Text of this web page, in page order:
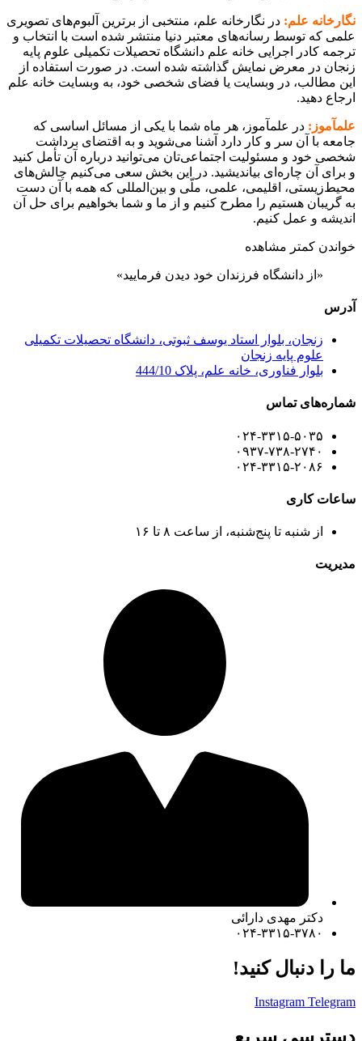
نگارخانه علم: در نگارخانه علم، منتخبی از برترین آلبوم‌های تصویری
علمی که توسط رسانه‌های معتبر دنیا منتشر شده است با انتخاب و
ترجمه کادر اجرایی خانه علم دانشگاه تحصیلات تکمیلی علوم پایه
زنجان در معرض نمایش گذاشته شده است. در صورت استفاده از
این مطالب، در وبسایت یا فضای شخصی خود، به وبسایت خانه علم
ارجاع دهید.
علمآموز: در علمآموز، هر ماه شما با یکی از مسائل اساسی که
جامعه با آن سر و کار دارد آشنا می‌شوید و به اقتضای برداشت
شخصی خود و مسئولیت اجتماعی‌تان می‌توانید درباره آن تأمل کنید
و برای آن چاره‌ای بیاندیشید. در این بخش سعی می‌کنیم چالش‌های
محیط‌زیستی، اقلیمی، علمی، ملّی و بین‌المللی که همه با آن دست
به گریبان هستیم را مطرح کنیم و از ما و شما بخواهیم برای حل آن
اندیشه و عمل کنیم.
خواندن کمتر مشاهده
«از دانشگاه فرزندان خود دیدن فرمایید»
آدرس
زنجان، بلوار استاد یوسف ثبوتی، دانشگاه تحصیلات تکمیلی
علوم پایه زنجان
بلوار فناوری، خانه علم، پلاک 444/10
شماره‌های تماس
۰۲۴-۳۳۱۵-۵۰۳۵
۰۹۳۷-۷۳۸-۲۷۴۰
۰۲۴-۳۳۱۵-۲۰۸۶
ساعات کاری
از شنبه تا پنج‌شنبه، از ساعت ۸ تا ۱۶
مدیریت
دکتر مهدی دارائی
۰۲۴-۳۳۱۵-۳۷۸۰
ما را دنبال کنید!
Instagram Telegram